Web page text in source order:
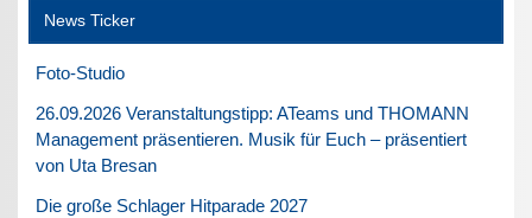
News Ticker
Foto-Studio
26.09.2026 Veranstaltungstipp: ATeams und THOMANN
Management präsentieren. Musik für Euch – präsentiert
von Uta Bresan
Die große Schlager Hitparade 2027